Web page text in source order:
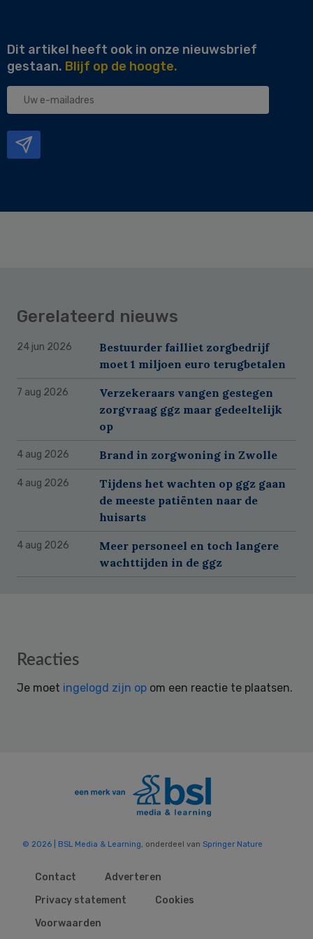
Dit artikel heeft ook in onze nieuwsbrief
gestaan. Blijf op de hoogte.
Uw
Gerelateerd nieuws
24 jun 2026
Bestuurder failliet zorgbedrijf
moet 1 miljoen euro terugbetalen
7 aug 2026
Verzekeraars vangen gestegen
zorgvraag ggz maar gedeeltelijk
op
4 aug 2026 Brand in zorgwoning in Zwolle
4 aug 2026
Tijdens het wachten op ggz gaan
de meeste patiënten naar de
huisarts
4 aug 2026
Meer personeel en toch langere
wachttijden in de ggz
Reader
Reacties
Je moet ingelogd zijn op om een reactie te plaatsen.
© 2026 | BSL Media & Learning , onderdeel van Springer Nature
Contact
Adverteren
Privacy statement
Cookies
Voorwaarden